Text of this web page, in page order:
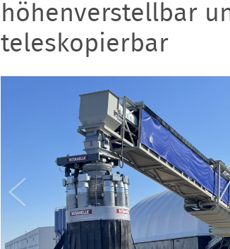
höhenverstellbar
teleskopierbar